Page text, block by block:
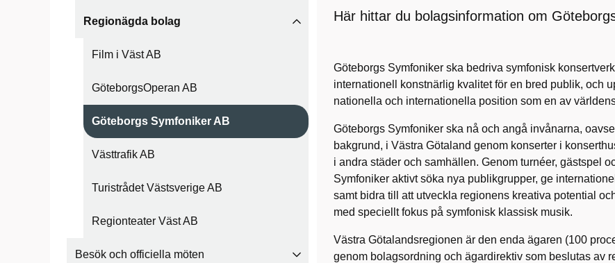
Regionägda bolag
Film i Väst AB
GöteborgsOperan AB
Göteborgs Symfoniker AB
Västtrafik AB
Turistrådet Västsverige AB
Regionteater Väst AB
Besök och officiella möten
Här hittar du bolagsinformation om
Göteborgs Symfoniker ska bedriva symfonisk
internationell konstnärlig kvalitet för en bred publik, och
nationella och internationella position som en av
Göteborgs Symfoniker ska nå och angå invånarna,
bakgrund, i Västra Götaland genom konserter i
i andra städer och samhällen. Genom turnéer, gästspel
Symfoniker aktivt söka nya publikgrupper, ge
samt bidra till att utveckla regionens kreativa potential
med speciellt fokus på symfonisk klassisk musik.
Västra Götalandsregionen är den enda ägaren (100
genom bolagsordning och ägardirektiv som beslutas av